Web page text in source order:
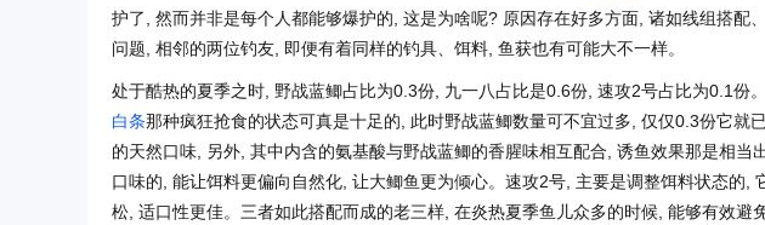
护了, 然而并非是每个人都能够爆护的, 这是为啥呢? 原因存在好多方面, 诸如线组搭配
问题, 相邻的两位钓友, 即便有着同样的钓具、饵料, 鱼获也有可能大不一样。
处于酷热的夏季之时, 野战蓝鲫占比为0.3份, 九一八占比是0.6份, 速攻2号占比为0.1份
白条那种疯狂抢食的状态可真是十足的, 此时野战蓝鲫数量可不宜过多, 仅仅0.3份它就
的天然口味, 另外, 其中内含的氨基酸与野战蓝鲫的香腥味相互配合, 诱鱼效果那是相当
口味的, 能让饵料更偏向自然化, 让大鲫鱼更为倾心。速攻2号, 主要是调整饵料状态的,
松, 适口性更佳。三者如此搭配而成的老三样, 在炎热夏季鱼儿众多的时候, 能够有效避